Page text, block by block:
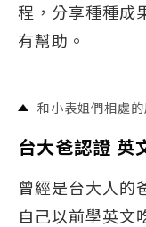
程，分享種種成
有幫助。
和小表姐們相處
台大爸認證
曾經是台大人的
自己以前學英文